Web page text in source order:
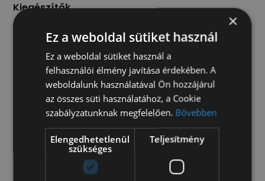
Kiegészítők
Felépítmény/raktér
vonóhorog
légrugó
×
Ez a weboldal sütiket használ
Ez a weboldal sütiket használ a
felhasználói élmény javítása érdekében. A
weboldalunk használatával Ön hozzájárul
az összes süti használatához, a Cookie
szabályzatunknak megfelelően. Bővebben
Elengedhetetlenül
szükséges
Teljesítmény